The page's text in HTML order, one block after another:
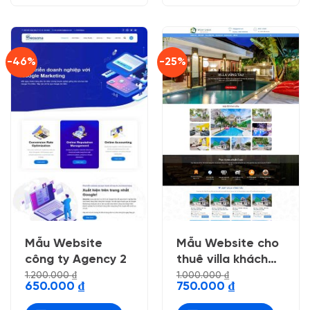
-46%
Mẫu Website
công ty Agency 2
1.200.000₫
Giá
là:
650.000 ₫Giá
hiện
tại
-25%
Mẫu Website cho
thuê villa khách
sạn
1.000.000₫
Giá
là:
750.000 ₫Giá
hiện
tại